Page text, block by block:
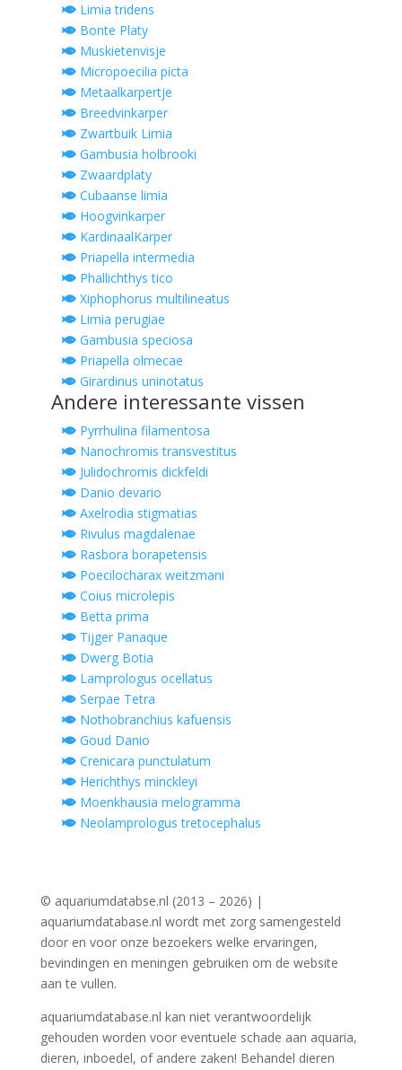
Limia tridens
Bonte Platy
Muskietenvisje
Micropoecilia picta
Metaalkarpertje
Breedvinkarper
Zwartbuik Limia
Gambusia holbrooki
Zwaardplaty
Cubaanse limia
Hoogvinkarper
KardinaalKarper
Priapella intermedia
Phallichthys tico
Xiphophorus multilineatus
Limia perugiae
Gambusia speciosa
Priapella olmecae
Girardinus uninotatus
Andere interessante vissen
Pyrrhulina filamentosa
Nanochromis transvestitus
Julidochromis dickfeldi
Danio devario
Axelrodia stigmatias
Rivulus magdalenae
Rasbora borapetensis
Poecilocharax weitzmani
Coius microlepis
Betta prima
Tijger Panaque
Dwerg Botia
Lamprologus ocellatus
Serpae Tetra
Nothobranchius kafuensis
Goud Danio
Crenicara punctulatum
Herichthys minckleyi
Moenkhausia melogramma
Neolamprologus tretocephalus
© aquariumdatabse.nl (2013 – 2026) |
aquariumdatabase.nl wordt met zorg samengesteld
door en voor onze bezoekers welke ervaringen,
bevindingen en meningen gebruiken om de website
aan te vullen.
aquariumdatabase.nl kan niet verantwoordelijk
gehouden worden voor eventuele schade aan aquaria,
dieren, inboedel, of andere zaken! Behandel dieren